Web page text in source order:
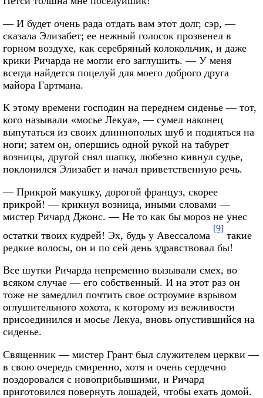
— И будет очень рада отдать вам этот долг, сэр, —
сказала Элизабет; ее нежный голосок прозвенел в
горном воздухе, как серебряный колокольчик, и даже
крики Ричарда не могли его заглушить. — У меня
всегда найдется поцелуй для моего доброго друга
майора Гартмана.
К этому времени господин на переднем сиденье — тот,
кого называли «мосье Лекуа», — сумел наконец
выпутаться из своих длиннополых шуб и подняться на
ноги; затем он, опершись одной рукой на табурет
возницы, другой снял шапку, любезно кивнул судье,
поклонился Элизабет и начал приветственную речь.
— Прикрой макушку, дорогой француз, скорее
прикрой! — крикнул возница, иными словами —
мистер Ричард Джонс. — Не то как бы мороз не унес
остатки твоих кудрей! Эх, будь у Авессалома
[9]
такие
редкие волосы, он и по сей день здравствовал бы!
Все шутки Ричарда непременно вызывали смех, во
всяком случае — его собственный. И на этот раз он
тоже не замедлил почтить свое остроумие взрывом
оглушительного хохота, к которому из вежливости
присоединился и мосье Лекуа, вновь опустившийся на
сиденье.
Священник — мистер Грант был служителем церкви —
в свою очередь смиренно, хотя и очень сердечно
поздоровался с новоприбывшими, и Ричард
приготовился повернуть лошадей, чтобы ехать домой.